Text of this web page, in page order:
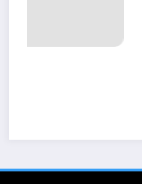
1xbet
8 de agosto